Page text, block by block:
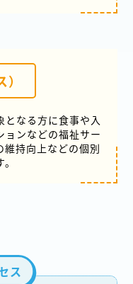
なる方に食事や入
ョンなどの福祉サー
維持向上などの個別
ス